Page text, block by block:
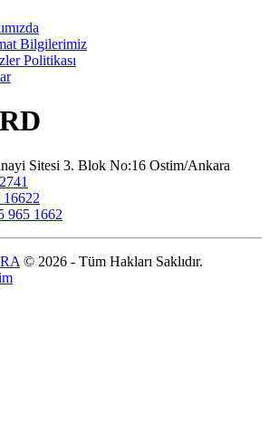
Bilgilerimiz
Politikası
Sitesi 3. Blok No:16 Ostim/Ankara
965 1662
© 2026 - Tüm Hakları Saklıdır.